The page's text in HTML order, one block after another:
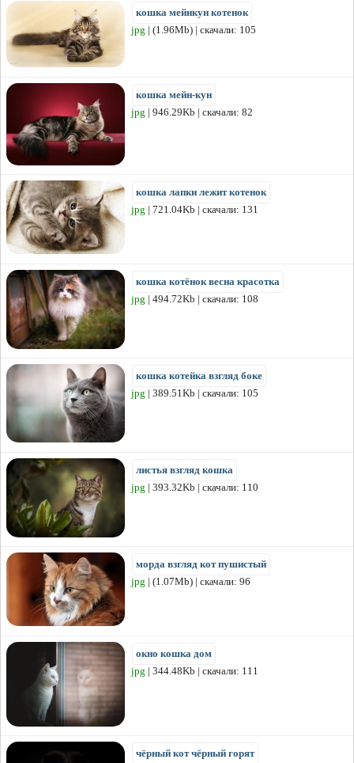
кошка мейнкун котенок
jpg | (1.96Mb) | скачали: 105
кошка мейн-кун
jpg | 946.29Kb | скачали: 82
кошка лапки лежит котенок
jpg | 721.04Kb | скачали: 131
кошка котёнок весна красотка
jpg | 494.72Kb | скачали: 108
кошка котейка взгляд боке
jpg | 389.51Kb | скачали: 105
листья взгляд кошка
jpg | 393.32Kb | скачали: 110
морда взгляд кот пушистый
jpg | (1.07Mb) | скачали: 96
окно кошка дом
jpg | 344.48Kb | скачали: 111
чёрный кот чёрный горят